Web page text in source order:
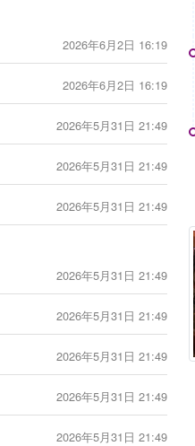
2026年6月2日 16:19
2026年6月2日 16:19
2026年5月31日 21:49
2026年5月31日 21:49
2026年5月31日 21:49
2026年5月31日 21:49
2026年5月31日 21:49
2026年5月31日 21:49
2026年5月31日 21:49
2026年5月31日 21:49